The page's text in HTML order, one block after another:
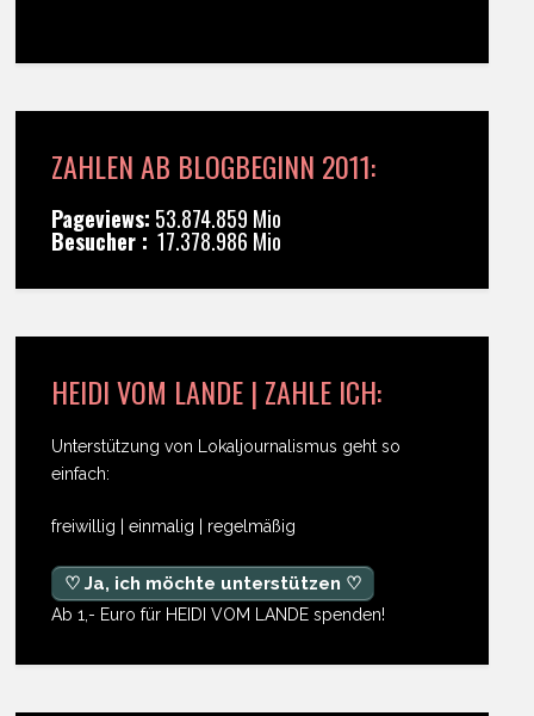
ZAHLEN AB BLOGBEGINN 2011:
Pageviews: 53.874.859 Mio
Besucher : 17.378.986 Mio
HEIDI VOM LANDE | ZAHLE ICH:
Unterstützung von Lokaljournalismus geht so
einfach:
freiwillig | einmalig | regelmäßig
♡ Ja, ich möchte unterstützen ♡
Ab 1,- Euro für HEIDI VOM LANDE spenden!